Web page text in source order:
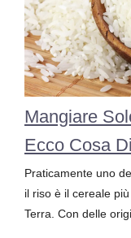
Mangiare
Ecco Cosa
Praticamente uno
il riso è il cereale
Terra. Con delle